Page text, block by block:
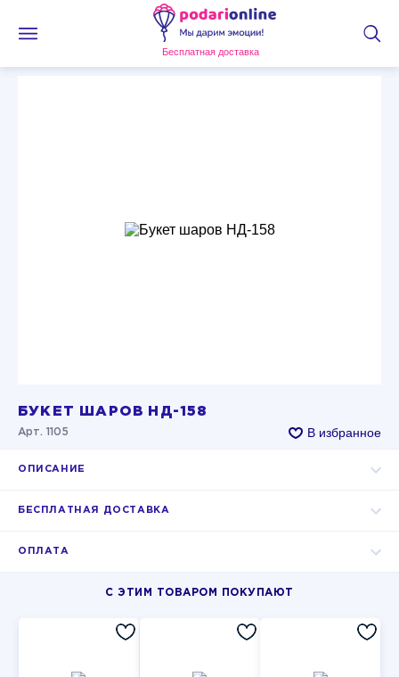
Бесплатная доставка
БУКЕТ ШАРОВ НД-158
Арт. 1105 В избранное
ОПИСАНИЕ
БЕСПЛАТНАЯ ДОСТАВКА
ОПЛАТА
С ЭТИМ ТОВАРОМ ПОКУПАЮТ